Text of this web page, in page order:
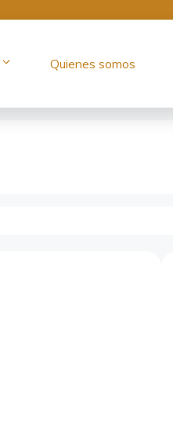
Quienes somos